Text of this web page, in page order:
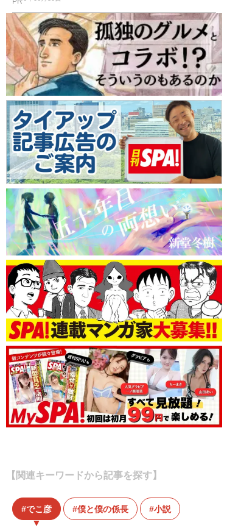
【関連キーワードから記事を探す】
でこ彦 僕と僕の係長 小説